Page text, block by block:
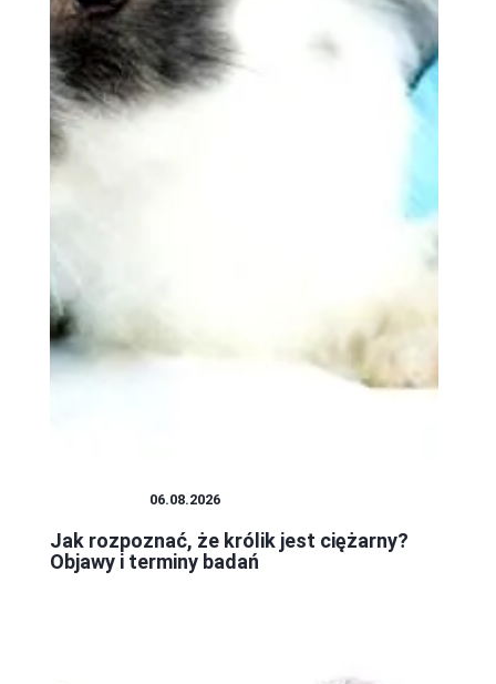
06.08.2026
Jak rozpoznać, że królik jest ciężarny?
Objawy i terminy badań